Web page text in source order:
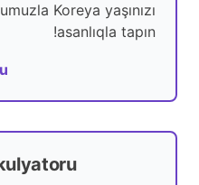
Koreya yaşınızı
asanlıqla tapın!